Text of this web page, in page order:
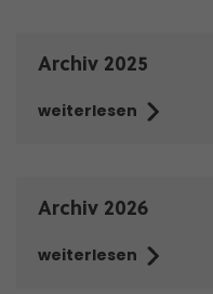
Archiv 2025
weiterlesen
Archiv 2026
weiterlesen